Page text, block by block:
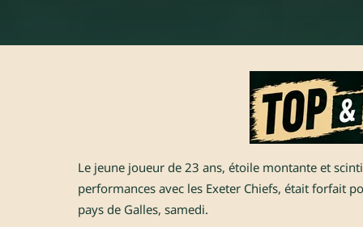
Le jeune joueur de 23 ans, étoile montante et
performances avec les Exeter Chiefs, était forfait
pays de Galles, samedi.